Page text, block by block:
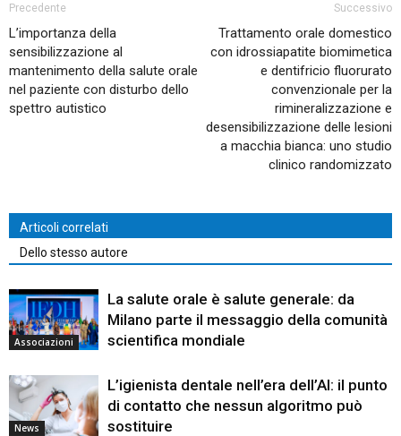
Precedente
L’importanza della
sensibilizzazione al
mantenimento della salute orale
nel paziente con disturbo dello
spettro autistico
Successivo
Trattamento orale domestico
con idrossiapatite biomimetica
e dentifricio fluorurato
convenzionale per la
rimineralizzazione e
desensibilizzazione delle lesioni
a macchia bianca: uno studio
clinico randomizzato
Articoli correlati
Dello stesso autore
Associazioni
La salute orale è salute generale: da
Milano parte il messaggio della comunità
scientifica mondiale
News
L’igienista dentale nell’era dell’AI: il punto
di contatto che nessun algoritmo può
sostituire